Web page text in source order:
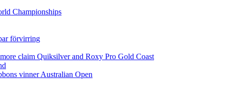
Championships
förvirring
claim Quiksilver and Roxy Pro Gold Coast
vinner Australian Open